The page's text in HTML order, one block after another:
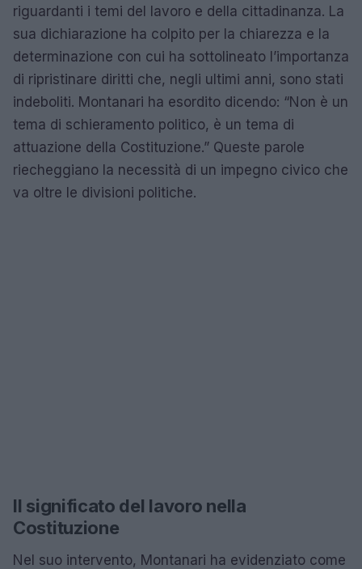
riguardanti i temi del lavoro e della cittadinanza. La
sua dichiarazione ha colpito per la chiarezza e la
determinazione con cui ha sottolineato l’importanza
di ripristinare diritti che, negli ultimi anni, sono stati
indeboliti. Montanari ha esordito dicendo: “Non è un
tema di schieramento politico, è un tema di
attuazione della Costituzione.” Queste parole
riecheggiano la necessità di un impegno civico che
va oltre le divisioni politiche.
Il significato del lavoro nella
Costituzione
Nel suo intervento, Montanari ha evidenziato come